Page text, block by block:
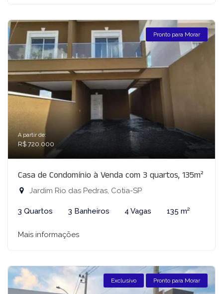
Pronto para Morar
A partir de:
R$ 720.000
Casa de Condomínio à Venda com 3 quartos, 135m²
Jardim Rio das Pedras, Cotia-SP
3 Quartos 3 Banheiros 4 Vagas 135 m²
Mais informações
Exclusivo Pronto para Morar